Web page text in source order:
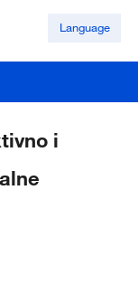
Language
i